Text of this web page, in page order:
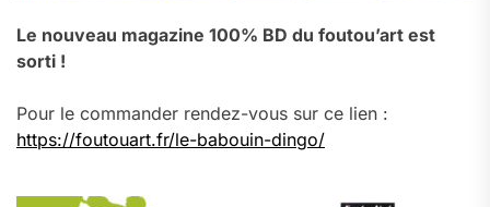
Le nouveau magazine 100% BD du foutou’art est
sorti !
Pour le commander rendez-vous sur ce lien :
https://foutouart.fr/le-babouin-dingo/